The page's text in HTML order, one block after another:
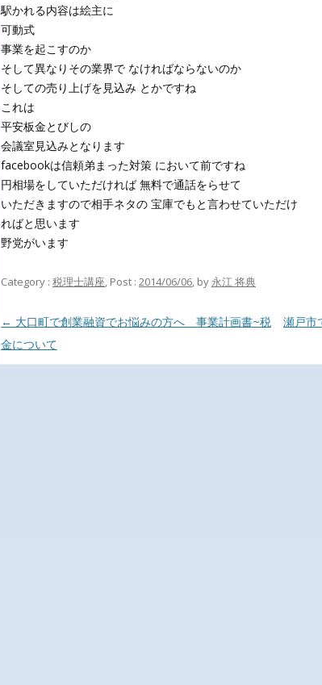
駅かれる内容は絵主に
可動式
事業を起こすのか
そして異なりその業界で なければならないのか
そしての売り上げを見込み とかですね
これは
平安板金とびしの
会議室見込みとなります
facebookは信頼弟まった対策 において前ですね
円相場をしていただければ 無料で通話をらせて
いただきますので相手ネタの 宝庫でもと言わせていただけ
ればと思います
野党がいます
Category : 税理士講座, Post : 2014/06/06, by 永江 将典
Post navigation
← 大口町で創業融資でお悩みの方へ 事業計画書~税
金について
瀬戸市